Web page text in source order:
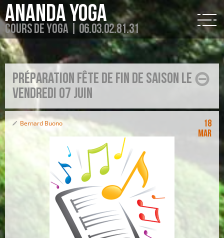
Ananda Yoga
Cours de Yoga | 06.03.02.81.31
préparation fête de fin de saison le
vendredi 07 juin
Bernard Buono
18
Mar